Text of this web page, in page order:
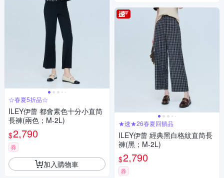
☆春夏5折品☆
ILEY伊蕾 都會素色十分小直筒
長褲(兩色；M-2L)
$2,790
券
加入購物車
★速★26春夏回饋品
ILEY伊蕾 經典黑白格紋直筒長
褲(黑；M-2L)
$2,790
券